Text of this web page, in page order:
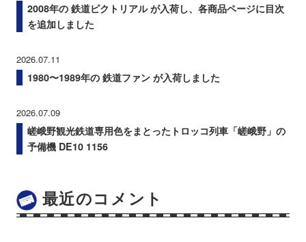
2008年の 鉄道ピクトリアル が入荷し、各商品ページに目次
を追加しました
2026.07.11
1980〜1989年の 鉄道ファン が入荷しました
2026.07.09
嵯峨野観光鉄道専用色をまとったトロッコ列車「嵯峨野」の
予備機 DE10 1156
最近のコメント